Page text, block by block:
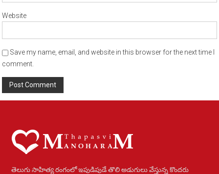
Website
Save my name, email, and website in this browser for the next time I
comment.
తెలుగు సాహిత్య రంగంలో ఇపుడిపుడే తొలి అడుగులు వేస్తున్న కొందరు